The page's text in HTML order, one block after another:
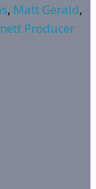
, Matt Gerald,
Producer